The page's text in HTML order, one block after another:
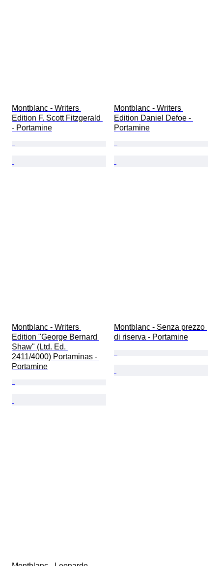
Montblanc - Writers
Edition F. Scott Fitzgerald
- Portamine
Montblanc - Writers
Edition Daniel Defoe -
Portamine
Montblanc - Writers
Edition "George Bernard
Shaw" (Ltd. Ed.
2411/4000) Portaminas -
Portamine
Montblanc - Senza prezzo
di riserva - Portamine